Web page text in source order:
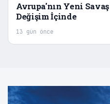
Avrupa'nın Yeni
Değişim İçinde
13 gün önce